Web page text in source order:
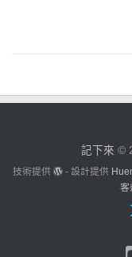
記下來 ©
技術提供 - 設計提供
客